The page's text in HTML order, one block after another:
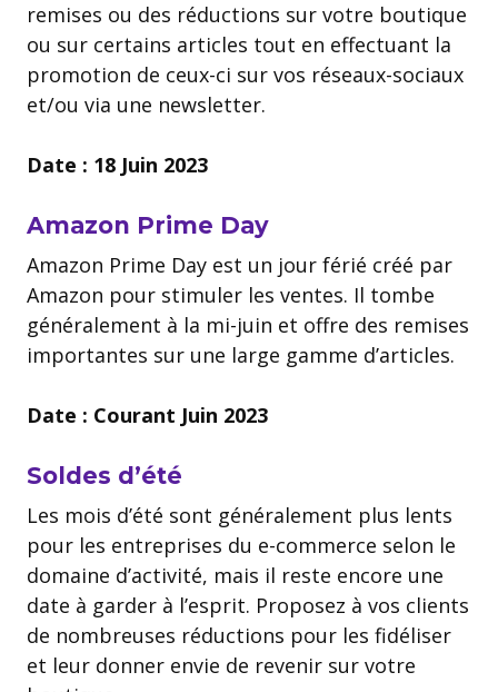
remises ou des réductions sur votre boutique
ou sur certains articles tout en effectuant la
promotion de ceux-ci sur vos réseaux-sociaux
et/ou via une newsletter.
Date : 18 Juin 2023
Amazon Prime Day
Amazon Prime Day est un jour férié créé par
Amazon pour stimuler les ventes. Il tombe
généralement à la mi-juin et offre des remises
importantes sur une large gamme d’articles.
Date : Courant Juin 2023
Soldes d’été
Les mois d’été sont généralement plus lents
pour les entreprises du e-commerce selon le
domaine d’activité, mais il reste encore une
date à garder à l’esprit. Proposez à vos clients
de nombreuses réductions pour les fidéliser
et leur donner envie de revenir sur votre